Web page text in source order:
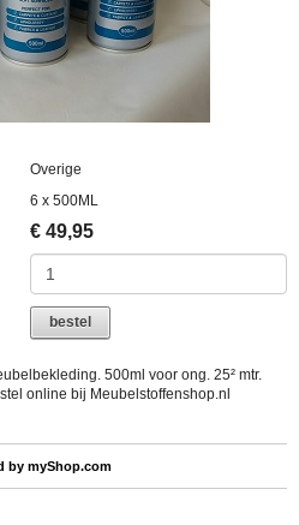
Overige
6 x 500ML
€ 49,95
bestel
500ml voor ong. 25² mtr.
online bij Meubelstoffenshop.nl
by myShop.com